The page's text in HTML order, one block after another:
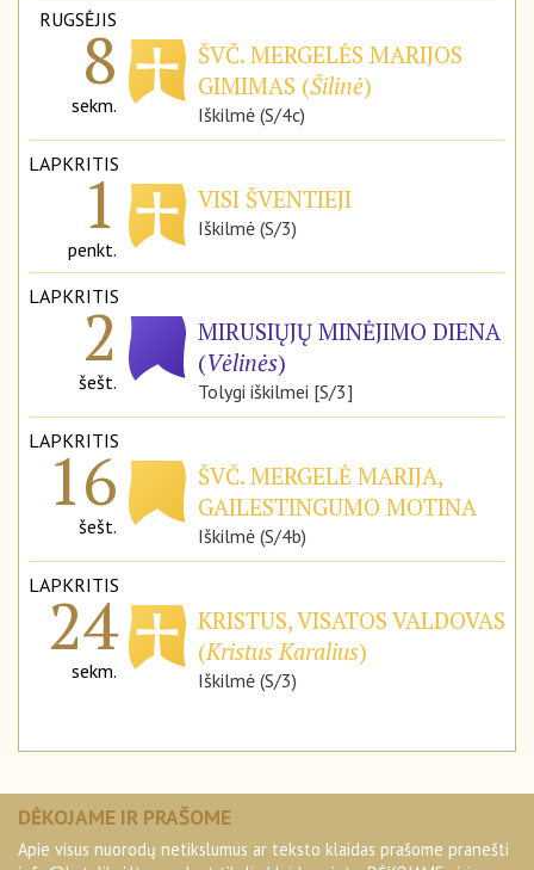
RUGSĖJIS
8
sekm.
ŠVČ. MERGELĖS MARIJOS
GIMIMAS (Šilinė)
Iškilmė (S/4c)
LAPKRITIS
1
penkt.
VISI ŠVENTIEJI
Iškilmė (S/3)
LAPKRITIS
2
šešt.
MIRUSIŲJŲ MINĖJIMO DIENA
(Vėlinės)
Tolygi iškilmei [S/3]
LAPKRITIS
16
šešt.
ŠVČ. MERGELĖ MARIJA,
GAILESTINGUMO MOTINA
Iškilmė (S/4b)
LAPKRITIS
24
sekm.
KRISTUS, VISATOS VALDOVAS
(Kristus Karalius)
Iškilmė (S/3)
DĖKOJAME IR PRAŠOME
Apie visus nuorodų netikslumus ar teksto klaidas prašome pranešti